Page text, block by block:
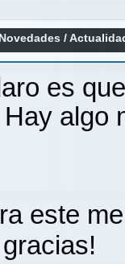
Novedades /
es
algo
este